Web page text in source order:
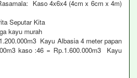
Kaso 4x6x4 (4cm x 6cm x 4m)
Seputar Kita
kayu murah
Kayu Albasia 4 meter papan
kaso :46 = Rp.1.600.000m3 Kayu